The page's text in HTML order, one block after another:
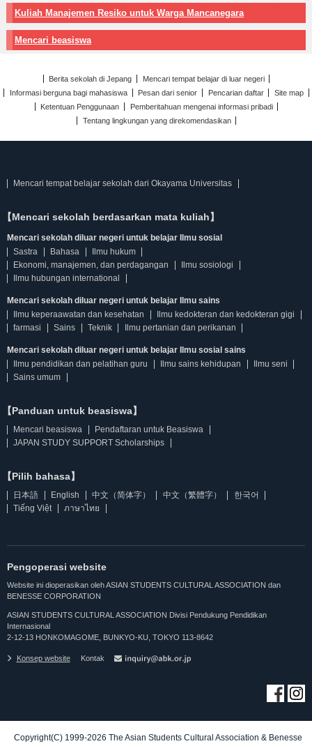
Kuliah Manajemen Resiko untuk Warga Mancanegara
Mencari beasiswa
Berita sekolah di Jepang
Mencari tempat belajar di luar negeri
Informasi berguna bagi mahasiswa
Pesan dari senior Pencarian daftar
Site map
Ketentuan Penggunaan
Pemberitahuan mengenai informasi pribadi
Tentang lingkungan yang direkomendasikan
Mencari tempat belajar sekolah dari Okayama Universitas
【Mencari sekolah berdasarkan mata kuliah】
Mencari sekolah diluar negeri untuk belajar Ilmu sosial
Sastra
Bahasa
Ilmu hukum
Ekonomi, manajemen, dan perdagangan
Ilmu sosiologi
Ilmu hubungan international
Mencari sekolah diluar negeri untuk belajar Ilmu sains
Ilmu keperaawatan dan kesehatan
Ilmu kedokteran dan kedokteran gigi
farmasi
Sains Teknik Ilmu pertanian dan perikanan
Mencari sekolah diluar negeri untuk belajar Ilmu sosial sains
Ilmu pendidikan dan pelatihan guru
Ilmu sains kehidupan
Ilmu seni
Sains umum
【Panduan untuk beasiswa】
Mencari beasiswa
Pendaftaran untuk Beasiswa
JAPAN STUDY SUPPORT Scholarships
【Pilih bahasa】
日本語 English 中文（简体字） 中文（繁體字）
한국어
Tiếng Việt
ภาษาไทย
Pengoperasi website
Website ini dioperasikan oleh ASIAN STUDENTS CULTURAL ASSOCIATION dan
BENESSE CORPORATION
ASIAN STUDENTS CULTURAL ASSOCIATION Divisi Pendukung Pendidikan
Internasional
2-12-13 HONKOMAGOME, BUNKYO-KU, TOKYO 113-8642
Konsep website Kontak
Copyright(C) 1999-2026 The Asian Students Cultural Association & Benesse